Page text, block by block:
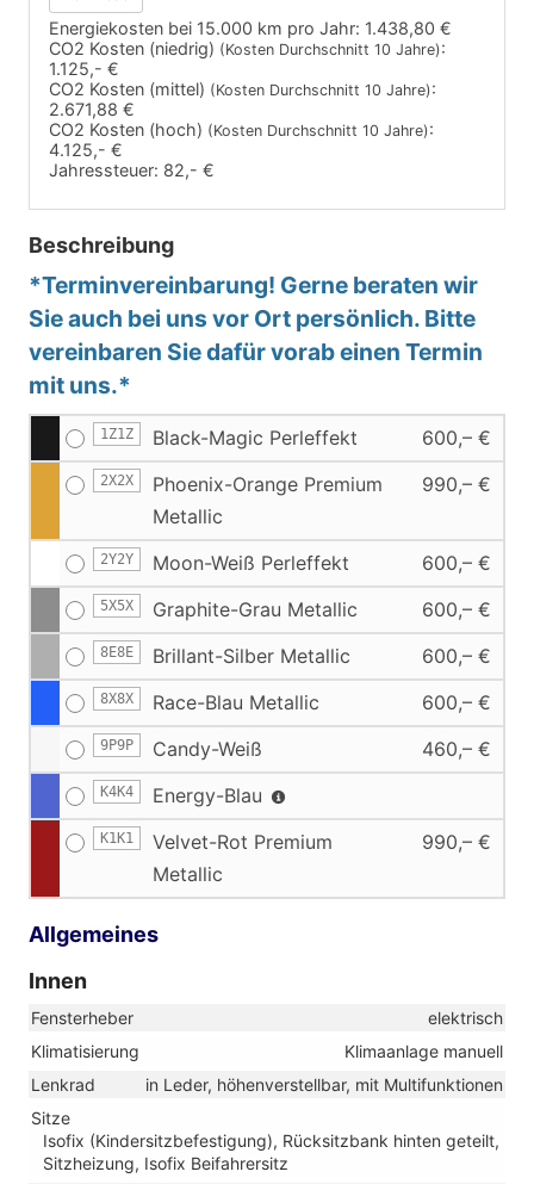
Energiekosten bei 15.000 km pro Jahr: 1.438,80 €
CO2 Kosten (niedrig) (Kosten Durchschnitt 10 Jahre):
1.125,- €
CO2 Kosten (mittel) (Kosten Durchschnitt 10 Jahre):
2.671,88 €
CO2 Kosten (hoch) (Kosten Durchschnitt 10 Jahre):
4.125,- €
Jahressteuer: 82,- €
Beschreibung
*Terminvereinbarung! Gerne beraten wir
Sie auch bei uns vor Ort persönlich. Bitte
vereinbaren Sie dafür vorab einen Termin
mit uns.*
1Z1Z Black-Magic Perleffekt 600,– €
2X2X
Phoenix-Orange Premium
Metallic
990,– €
2Y2Y Moon-Weiß Perleffekt 600,– €
5X5X Graphite-Grau Metallic 600,– €
8E8E Brillant-Silber Metallic 600,– €
8X8X Race-Blau Metallic 600,– €
9P9P Candy-Weiß 460,– €
K4K4 Energy-Blau
K1K1
Velvet-Rot Premium
Metallic
990,– €
Allgemeines
Innen
Fensterheber
elektrisch
Klimatisierung
Klimaanlage manuell
Lenkrad
in Leder, höhenverstellbar, mit Multifunktionen
Sitze
Isofix (Kindersitzbefestigung), Rücksitzbank hinten geteilt,
Sitzheizung, Isofix Beifahrersitz